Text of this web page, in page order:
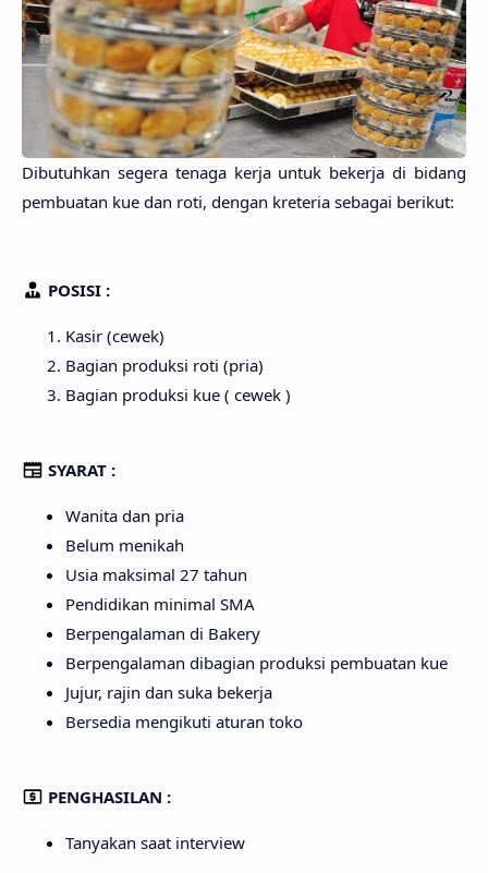
Dibutuhkan segera tenaga kerja untuk bekerja di bidang
pembuatan kue dan roti, dengan kreteria sebagai berikut:
POSISI :
Kasir (cewek)
Bagian produksi roti (pria)
Bagian produksi kue ( cewek )
SYARAT :
Wanita dan pria
Belum menikah
Usia maksimal 27 tahun
Pendidikan minimal SMA
Berpengalaman di Bakery
Berpengalaman dibagian produksi pembuatan kue
Jujur, rajin dan suka bekerja
Bersedia mengikuti aturan toko
PENGHASILAN :
Tanyakan saat interview